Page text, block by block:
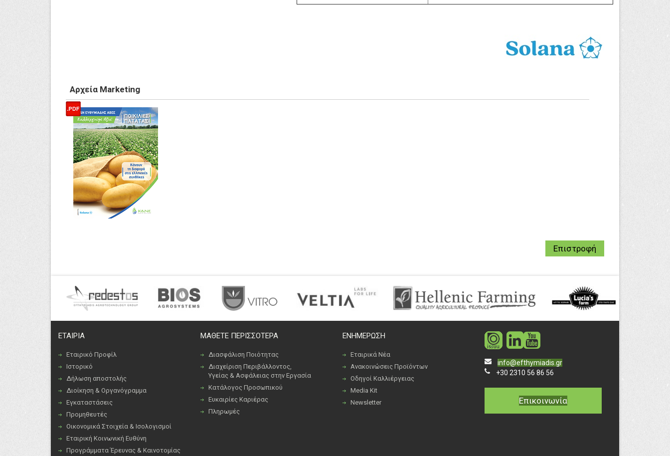
Αρχεία Marketing
Επιστροφή
ΕΤΑΙΡΙΑ
Εταιρικό Προφίλ
Ιστορικό
Δήλωση αποστολής
Διοίκηση & Οργανόγραμμα
Εγκαταστάσεις
Προμηθευτές
Οικονομικά Στοιχεία & Ισολογισμοί
Εταιρική Κοινωνική Ευθύνη
Προγράμματα Έρευνας & Καινοτομίας
ΜΑΘΕΤΕ ΠΕΡΙΣΣΟΤΕΡΑ
Διασφάλιση Ποιότητας
Διαχείριση Περιβάλλοντος,
Υγείας & Ασφάλειας στην Εργασία
Κατάλογος Προσωπικού
Ευκαιρίες Καριέρας
Πληρωμές
ΕΝΗΜΕΡΩΣΗ
Εταιρικά Νέα
Ανακοινώσεις Προϊόντων
Οδηγοί Καλλιέργειας
Media Kit
Newsletter
social
social
info@efthymiadis.gr
+30 2310 56 86 56
Επικοινωνία